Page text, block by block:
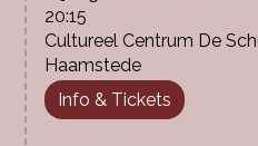
20:15
Cultureel Centrum De
Haamstede
Info & Tickets